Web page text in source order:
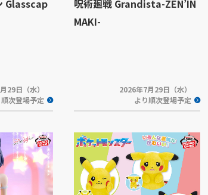
Glasscap
29日（水）
次登場予定
呪術廻戦 Grandista-ZEN’IN
MAKI-
2026年7月29日（水）
より順次登場予定